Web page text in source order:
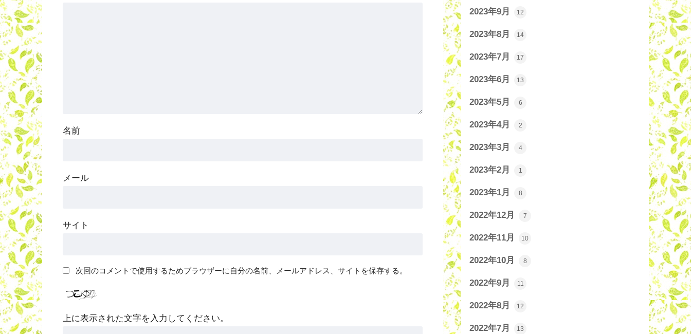
名前
メール
サイト
次回のコメントで使用するためブラウザーに自分の名前、メールアドレス、サイトを保存する。
上に表示された文字を入力してください。
2023年9月 12
2023年8月 14
2023年7月 17
2023年6月 13
2023年5月 6
2023年4月 2
2023年3月 4
2023年2月 1
2023年1月 8
2022年12月 7
2022年11月 10
2022年10月 8
2022年9月 11
2022年8月 12
2022年7月 13